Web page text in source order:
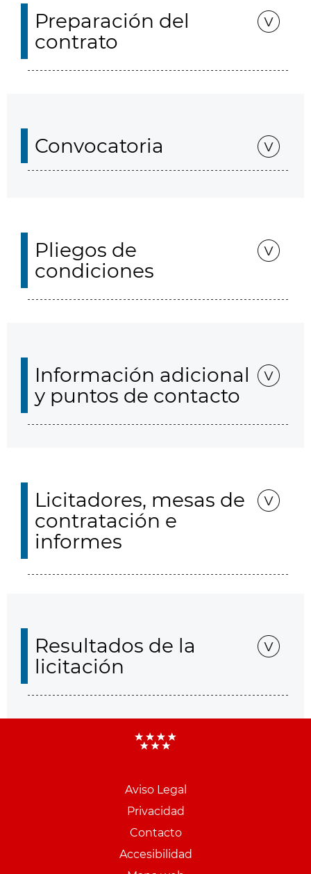
Preparación del
contrato
Convocatoria
Pliegos de
condiciones
Información adicional
y puntos de contacto
Licitadores, mesas de
contratación e
informes
Resultados de la
licitación
Aviso Legal
Privacidad
Contacto
Accesibilidad